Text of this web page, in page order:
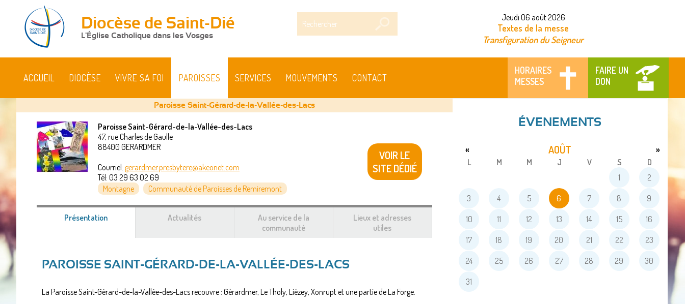
Diocèse de Saint-Dié
L'Église Catholique dans les Vosges
Jeudi 06 août 2026
Textes de la messe
Transfiguration du Seigneur
HORAIRES
MESSES
FAIRE UN
DON
ACCUEIL DIOCÈSE VIVRE SA FOI PAROISSES SERVICES MOUVEMENTS CONTACT
Vous
êtes
Paroisse Saint-Gérard-de-la-Vallée-des-Lacs
Paroisse Saint-Gérard-de-la-Vallée-des-Lacs
47, rue Charles de Gaulle
88400 GERARDMER
Courriel: gerardmer.presbytere@akeonet.com
Tél: 03 29 63 02 69
Montagne
Communauté de Paroisses de Remiremont
VOIR LE
SITE DÉDIÉ
Présentation(onglet
Actualités
Au service de la
communauté
Lieux et adresses
utiles
PAROISSE SAINT-GÉRARD-DE-LA-VALLÉE-DES-LACS
La Paroisse Saint-Gérard-de-la-Vallée-des-Lacs recouvre : Gérardmer, Le Tholy, Liézey, Xonrupt et une partie de La Forge.
ÉVENEMENTS
AOÛT
« »
L M M J V S
D
1
2
3 4 5 6 7 8 9
10 11 12 13 14 15 16
17 18 19 20 21 22 23
24 25 26 27 28 29 30
31